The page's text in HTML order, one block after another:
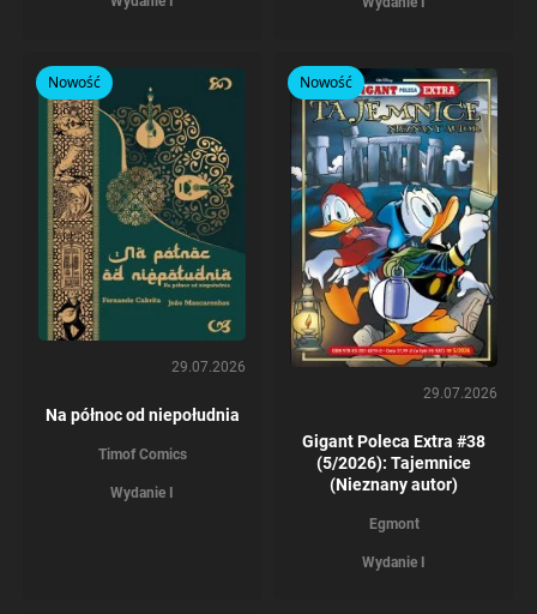
Nowość
29.07.2026
Na północ od niepołudnia
Timof Comics
Wydanie I
Nowość
29.07.2026
Gigant Poleca Extra #38
(5/2026): Tajemnice
(Nieznany autor)
Egmont
Wydanie I